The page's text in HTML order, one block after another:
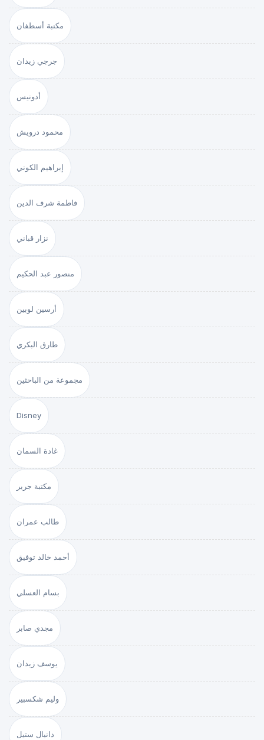
مكتبة أسطفان
جرجي زيدان
أدونيس
محمود درويش
إبراهيم الكوني
فاطمة شرف الدين
نزار قباني
منصور عبد الحكيم
أرسين لوبين
طارق البكري
مجموعة من الباحثين
Disney
غادة السمان
مكتبة جرير
طالب عمران
أحمد خالد توفيق
بسام العسلي
مجدي صابر
يوسف زيدان
وليم شكسبير
دانيال ستيل